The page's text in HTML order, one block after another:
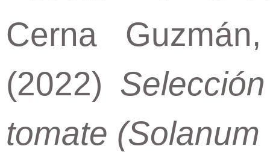
Cerna
(2022)
tomate